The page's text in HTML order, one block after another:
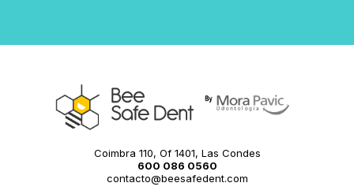
Coimbra 110, Of 1401, Las Condes
600 086 0560
contacto@beesafedent.com